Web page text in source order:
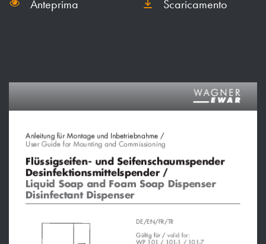
Anteprima Scaricamento